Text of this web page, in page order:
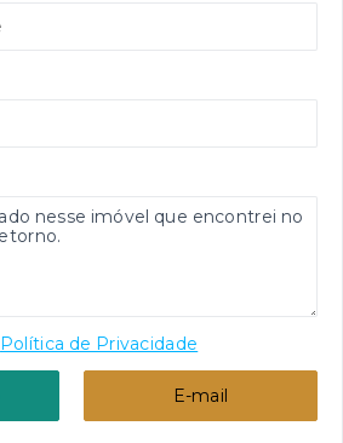
Política de Privacidade
E-mail